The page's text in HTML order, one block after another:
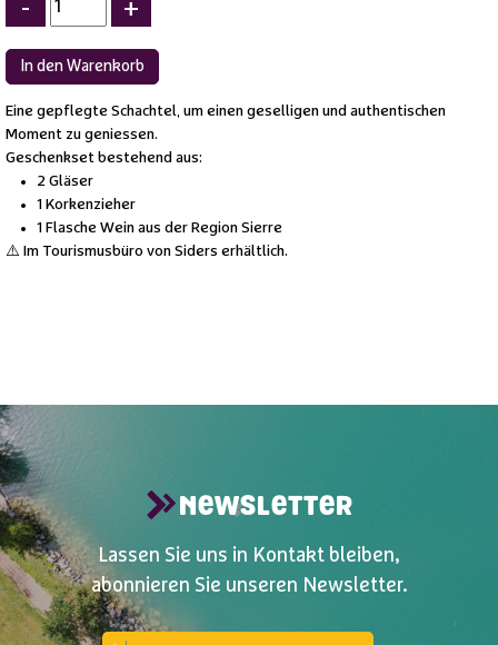
- +
Eine gepflegte Schachtel, um einen geselligen und authentischen
Moment zu geniessen.
Geschenkset bestehend aus:
2 Gläser
1 Korkenzieher
1 Flasche Wein aus der Region Sierre
⚠️ Im Tourismusbüro von Siders erhältlich.
NEWSLETTER
Lassen Sie uns in Kontakt bleiben,
abonnieren Sie unseren Newsletter.